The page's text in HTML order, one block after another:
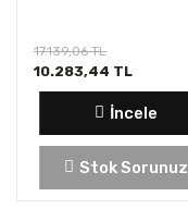
17.139,06 TL
10.283,44 TL
İncele
Stok Sorunuz